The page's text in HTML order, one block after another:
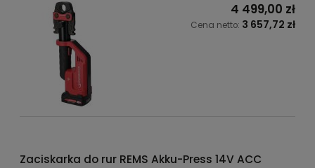
4 499,00 zł
Cena netto: 3 657,72 zł
Zaciskarka do rur REMS Akku-Press 14V ACC